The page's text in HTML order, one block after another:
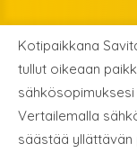
Kotipaikkana
tullut oikeaan
Vertailemalla
säästää yllättävän